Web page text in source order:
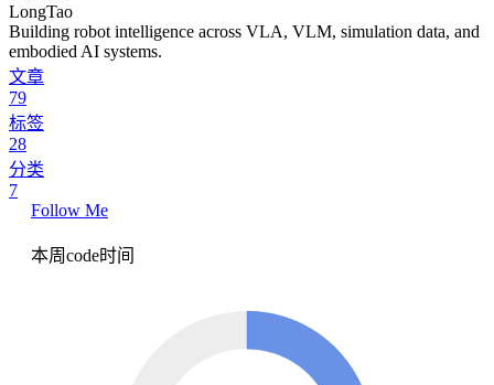
LongTao
Building robot intelligence across VLA, VLM, simulation data, and
embodied AI systems.
文章
79
标签
28
分类
7
Follow Me
本周code时间